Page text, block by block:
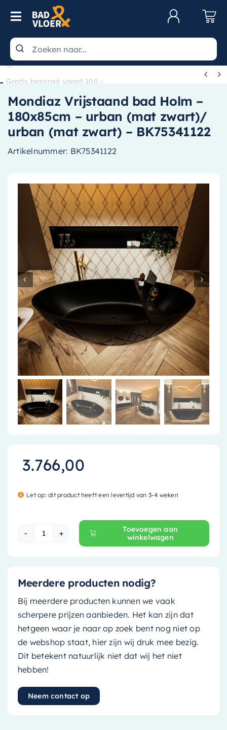
Skip to content
Toggle Navigation
Wastafels
Toiletten
Spiegels
Kranen
Douche
Baden
Radiatoren
Accessoires
Installatiemateriaal
Klimaatbeheersing
PVC
Tegels
 
Mondiaz Vrijstaand bad Holm –
180x85cm – urban (mat zwart)/
urban (mat zwart) – BK75341122
Artikelnummer: BK75341122
3.766,00
Let op: dit product heeft een levertijd van 3-4 weken
Mondiaz Vrijstaand bad Holm - 180x85cm -
Toevoegen aan
winkelwagen
Meerdere producten nodig?
Bij meerdere producten kunnen we vaak
scherpere prijzen aanbieden. Het kan zijn dat
hetgeen waar je naar op zoek bent nog niet op
de webshop staat, hier zijn wij druk mee bezig.
Dit betekent natuurlijk niet dat wij het niet
hebben!
Neem contact op